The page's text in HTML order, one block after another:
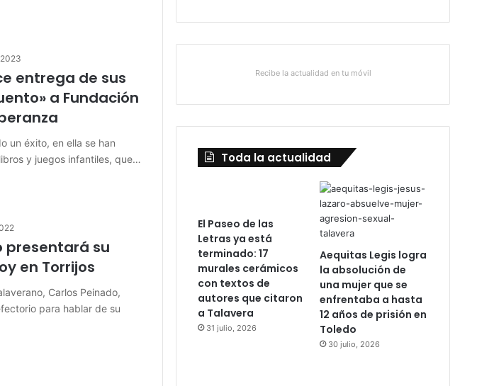
entrega de sus
a Fundación
un éxito, en ella se han
y juegos infantiles, que…
presentará su
en Torrijos
Carlos Peinado,
para hablar de su
Recibe la actualidad en tu móvil
Toda la actualidad
El Paseo de las
Letras ya está
terminado: 17
murales cerámicos
con textos de
autores que citaron
a Talavera
31 julio, 2026
Aequitas Legis logra
la absolución de
una mujer que se
enfrentaba a hasta
12 años de prisión en
Toledo
30 julio, 2026